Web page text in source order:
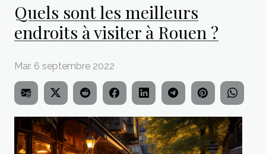
Quels sont les meilleurs
endroits à visiter à Rouen ?
Mar. 6 septembre 2022